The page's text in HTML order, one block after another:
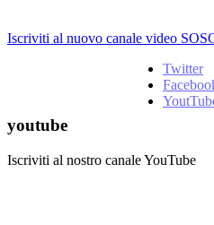
Iscriviti al nuovo canale video
Twitter
youtube
Iscriviti al nostro canale YouTube